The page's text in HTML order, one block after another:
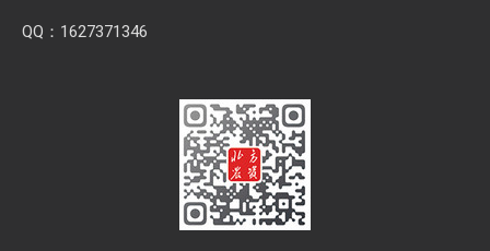
QQ：1627371346